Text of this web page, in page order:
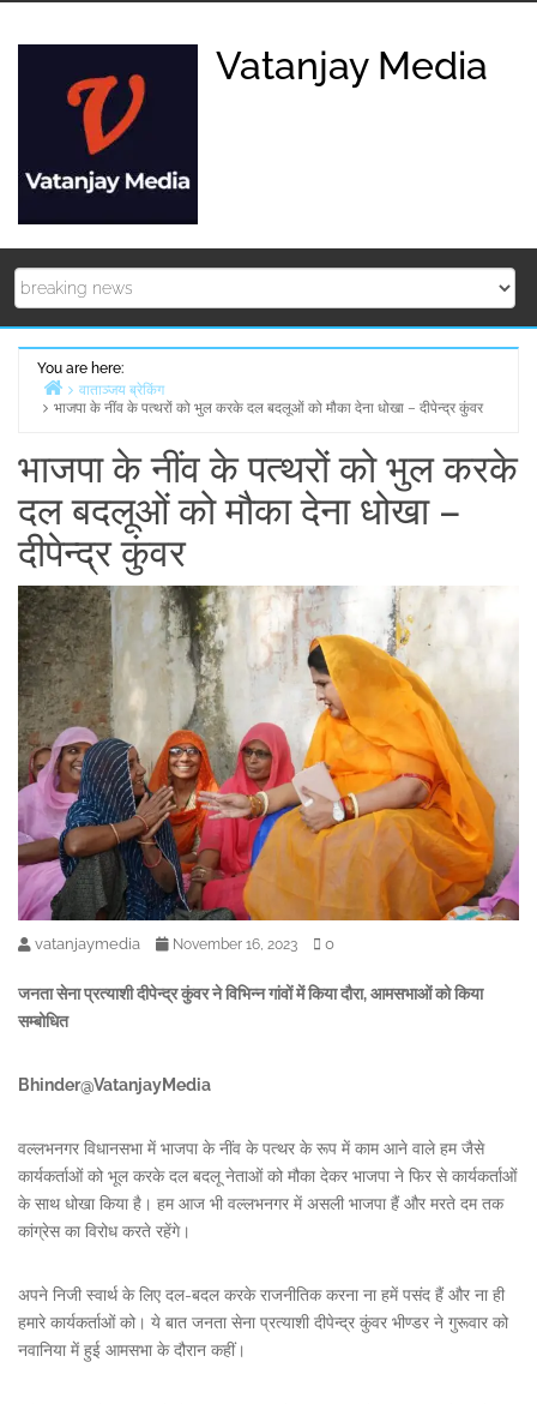
Vatanjay Media
You are here:
Home
वाताञ्जय ब्रेकिंग
भाजपा के नींव के पत्थरों को भुल करके दल बदलूओं को मौका देना धोखा – दीपेन्द्र कुंवर
भाजपा के नींव के पत्थरों को भुल करके
दल बदलूओं को मौका देना धोखा –
दीपेन्द्र कुंवर
vatanjaymedia November 16, 2023 0
जनता सेना प्रत्याशी दीपेन्द्र कुंवर ने विभिन्न गांवों में किया दौरा, आमसभाओं को किया
सम्बोधित
Bhinder@VatanjayMedia
वल्लभनगर विधानसभा में भाजपा के नींव के पत्थर के रूप में काम आने वाले हम जैसे
कार्यकर्ताओं को भूल करके दल बदलू नेताओं को मौका देकर भाजपा ने फिर से कार्यकर्ताओं
के साथ धोखा किया है। हम आज भी वल्लभनगर में असली भाजपा हैं और मरते दम तक
कांग्रेस का विरोध करते रहेंगे।
अपने निजी स्वार्थ के लिए दल-बदल करके राजनीतिक करना ना हमें पसंद हैं और ना ही
हमारे कार्यकर्ताओं को। ये बात जनता सेना प्रत्याशी दीपेन्द्र कुंवर भीण्डर ने गुरूवार को
नवानिया में हुई आमसभा के दौरान कहीं।